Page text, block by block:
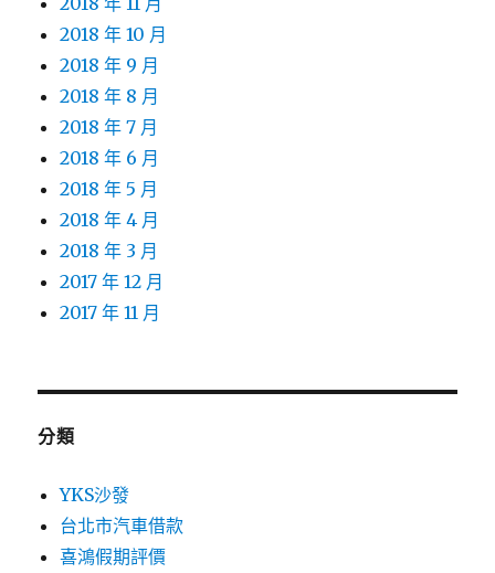
2018 年 10 月
2018 年 9 月
2018 年 8 月
2018 年 7 月
2018 年 6 月
2018 年 5 月
2018 年 4 月
2018 年 3 月
2017 年 12 月
2017 年 11 月
分類
YKS沙發
台北市汽車借款
喜鴻假期評價